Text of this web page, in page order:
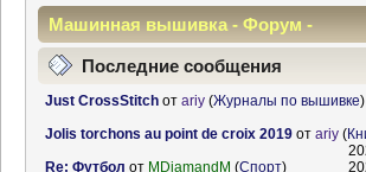
Машинная вышивка - Форум -
Информационный центр
Последние сообщения
Just CrossStitchот ariy(Журналы по вышивке)
Jolis torchons au point de croix 2019от ariy(
Re: Футбол от MDiamandM (Спорт)